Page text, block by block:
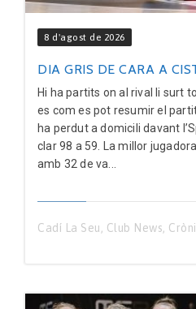
8 d'agost de 2026
DIA GRIS DE CARA A
Hi ha partits on al rival li surt
es com es pot resumir el
ha perdut a domicili davant
clar 98 a 59. La millor
amb 32 de va...
Cadí La Seu, Club News,